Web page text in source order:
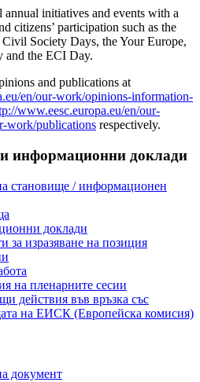
annual initiatives and events with a
citizens’ participation such as the
Society Days, the Your Europe,
and the ECI Day.
and publications at
en/our-work/opinions-information-
www.eesc.europa.eu/en/our-
work/publications respectively.
информационни доклади
становище / информационен
доклади
за изразяване на позиция
на пленарните сесии
действия във връзка със
на ЕИСК (Европейска комисия)
документ